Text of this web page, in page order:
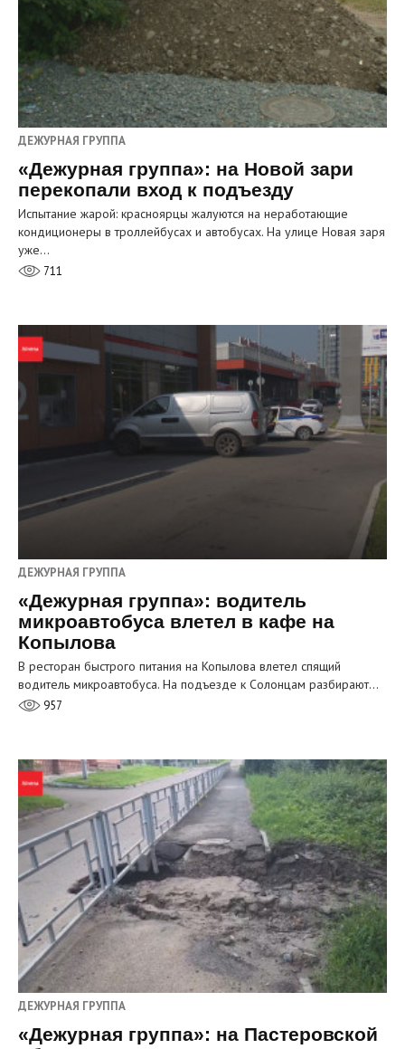
ДЕЖУРНАЯ ГРУППА
«Дежурная группа»: на Новой зари
перекопали вход к подъезду
Испытание жарой: красноярцы жалуются на неработающие
кондиционеры в троллейбусах и автобусах. На улице Новая заря
уже…
711
ДЕЖУРНАЯ ГРУППА
«Дежурная группа»: водитель
микроавтобуса влетел в кафе на
Копылова
В ресторан быстрого питания на Копылова влетел спящий
водитель микроавтобуса. На подъезде к Солонцам разбирают…
957
ДЕЖУРНАЯ ГРУППА
«Дежурная группа»: на Пастеровской